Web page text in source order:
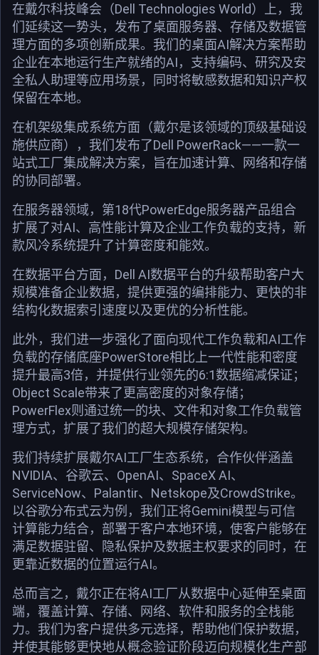
在戴尔科技峰会（Dell Technologies World）上，我
们延续这一势头，发布了桌面服务器、存储及数据管
理方面的多项创新成果。我们的桌面AI解决方案帮助
企业在本地运行生产就绪的AI，支持编码、研究及安
全私人助理等应用场景，同时将敏感数据和知识产权
保留在本地。
在机架级集成系统方面（戴尔是该领域的顶级基础设
施供应商），我们发布了Dell PowerRack——一款一
站式工厂集成解决方案，旨在加速计算、网络和存储
的协同部署。
在服务器领域，第18代PowerEdge服务器产品组合
扩展了对AI、高性能计算及企业工作负载的支持，新
款风冷系统提升了计算密度和能效。
在数据平台方面，Dell AI数据平台的升级帮助客户大
规模准备企业数据，提供更强的编排能力、更快的非
结构化数据索引速度以及更优的分析性能。
此外，我们进一步强化了面向现代工作负载和AI工作
负载的存储底座PowerStore相比上一代性能和密度
提升最高3倍，并提供行业领先的6:1数据缩减保证；
Object Scale带来了更高密度的对象存储；
PowerFlex则通过统一的块、文件和对象工作负载管
理方式，扩展了我们的超大规模存储架构。
我们持续扩展戴尔AI工厂生态系统，合作伙伴涵盖
NVIDIA、谷歌云、OpenAI、SpaceX AI、
ServiceNow、Palantir、Netskope及CrowdStrike。
以谷歌分布式云为例，我们正将Gemini模型与可信
计算能力结合，部署于客户本地环境，使客户能够在
满足数据驻留、隐私保护及数据主权要求的同时，在
更靠近数据的位置运行AI。
总而言之，戴尔正在将AI工厂从数据中心延伸至桌面
端，覆盖计算、存储、网络、软件和服务的全栈能
力。我们为客户提供多元选择，帮助他们保护数据，
并使其能够更快地从概念验证阶段迈向规模化生产部